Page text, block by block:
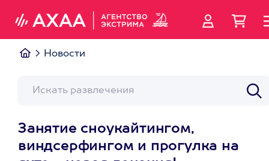
Новости
Занятие сноукайтингом,
виндсерфингом и прогулка на